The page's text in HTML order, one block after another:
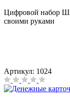
Цифровой набор
своими руками
Артикул: 1024